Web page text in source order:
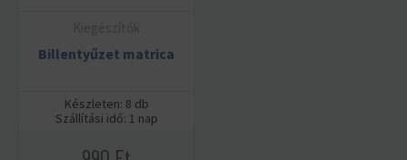
Billentyűzet matrica
Készleten: 8 db
Szállítási idő: 1 nap